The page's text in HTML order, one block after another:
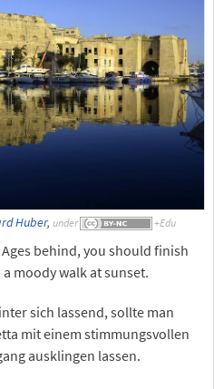
Huber, under
behind, you should finish
moody walk at sunset.
sich lassend, sollte man
mit einem stimmungsvollen
ausklingen lassen.